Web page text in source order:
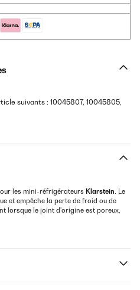
suivants : 10045807, 10045805,
les mini-réfrigérateurs Klarstein. Le
et empêche la perte de froid ou de
lorsque le joint d'origine est poreux,